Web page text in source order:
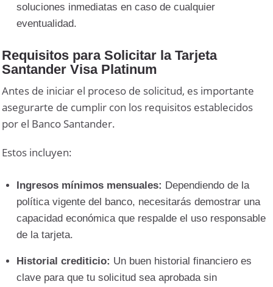
soluciones inmediatas en caso de cualquier
eventualidad.
Requisitos para Solicitar la Tarjeta
Santander Visa Platinum
Antes de iniciar el proceso de solicitud, es importante
asegurarte de cumplir con los requisitos establecidos
por el Banco Santander.
Estos incluyen:
Ingresos mínimos mensuales: Dependiendo de la
política vigente del banco, necesitarás demostrar una
capacidad económica que respalde el uso responsable
de la tarjeta.
Historial crediticio: Un buen historial financiero es
clave para que tu solicitud sea aprobada sin